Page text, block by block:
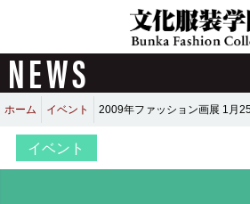
NEWS
ホーム イベント 2009年ファッション画展 1月
イベント